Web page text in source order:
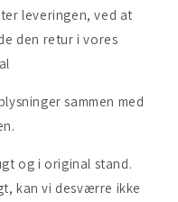
leveringen, ved at
den retur i vores
sammen med
og i original stand.
kan vi desværre ikke